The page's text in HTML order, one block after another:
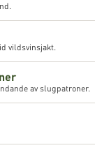
vildsvinsjakt.
av slugpatroner.